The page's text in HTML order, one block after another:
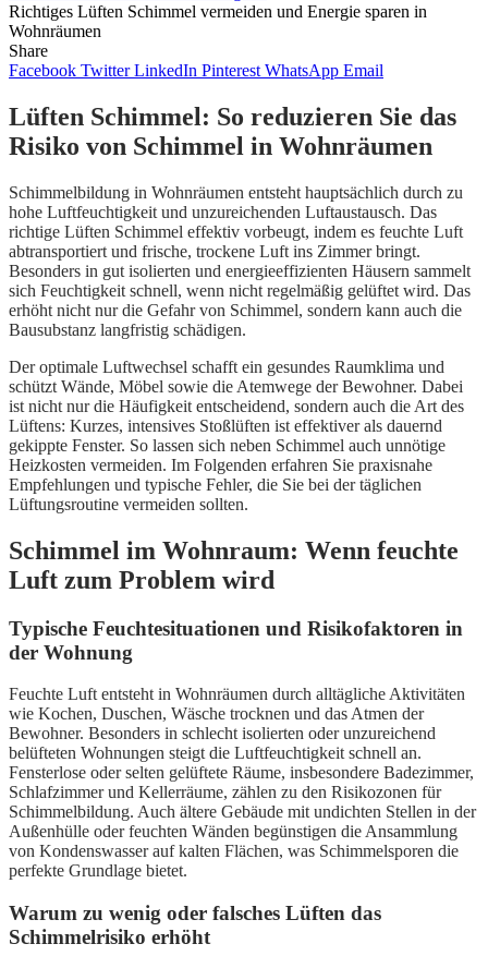
Richtiges Lüften Schimmel vermeiden und Energie sparen in
Wohnräumen
Share
Facebook Twitter LinkedIn Pinterest WhatsApp Email
Lüften Schimmel: So reduzieren Sie das
Risiko von Schimmel in Wohnräumen
Schimmelbildung in Wohnräumen entsteht hauptsächlich durch zu
hohe Luftfeuchtigkeit und unzureichenden Luftaustausch. Das
richtige Lüften Schimmel effektiv vorbeugt, indem es feuchte Luft
abtransportiert und frische, trockene Luft ins Zimmer bringt.
Besonders in gut isolierten und energieeffizienten Häusern sammelt
sich Feuchtigkeit schnell, wenn nicht regelmäßig gelüftet wird. Das
erhöht nicht nur die Gefahr von Schimmel, sondern kann auch die
Bausubstanz langfristig schädigen.
Der optimale Luftwechsel schafft ein gesundes Raumklima und
schützt Wände, Möbel sowie die Atemwege der Bewohner. Dabei
ist nicht nur die Häufigkeit entscheidend, sondern auch die Art des
Lüftens: Kurzes, intensives Stoßlüften ist effektiver als dauernd
gekippte Fenster. So lassen sich neben Schimmel auch unnötige
Heizkosten vermeiden. Im Folgenden erfahren Sie praxisnahe
Empfehlungen und typische Fehler, die Sie bei der täglichen
Lüftungsroutine vermeiden sollten.
Schimmel im Wohnraum: Wenn feuchte
Luft zum Problem wird
Typische Feuchtesituationen und Risikofaktoren in
der Wohnung
Feuchte Luft entsteht in Wohnräumen durch alltägliche Aktivitäten
wie Kochen, Duschen, Wäsche trocknen und das Atmen der
Bewohner. Besonders in schlecht isolierten oder unzureichend
belüfteten Wohnungen steigt die Luftfeuchtigkeit schnell an.
Fensterlose oder selten gelüftete Räume, insbesondere Badezimmer,
Schlafzimmer und Kellerräume, zählen zu den Risikozonen für
Schimmelbildung. Auch ältere Gebäude mit undichten Stellen in der
Außenhülle oder feuchten Wänden begünstigen die Ansammlung
von Kondenswasser auf kalten Flächen, was Schimmelsporen die
perfekte Grundlage bietet.
Warum zu wenig oder falsches Lüften das
Schimmelrisiko erhöht